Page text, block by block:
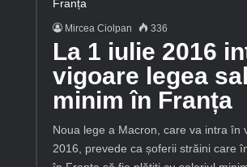
Mircea Ciolpan 336
La 1 iulie 2016
vigoare legea
minim în Franța
Noua lege a Macron, care va intra în
2016, prevede ca șoferii străini care